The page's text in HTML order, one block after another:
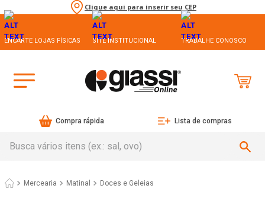
Clique aqui para inserir seu CEP
ENCARTE LOJAS FÍSICAS SITE INSTITUCIONAL TRABALHE CONOSCO
Compra rápida Lista de compras
Mercearia Matinal Doces e Geleias